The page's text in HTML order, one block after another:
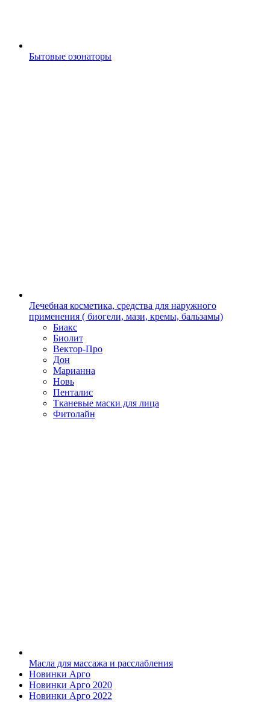
Бытовые озонаторы
Лечебная косметика, средства для наружного
применения ( биогели, мази, кремы, бальзамы)
Биакс
Биолит
Вектор-Про
Дон
Марианна
Новь
Пенталис
Тканевые маски для лица
Фитолайн
Масла для массажа и расслабления
Новинки Арго
Новинки Арго 2020
Новинки Арго 2022